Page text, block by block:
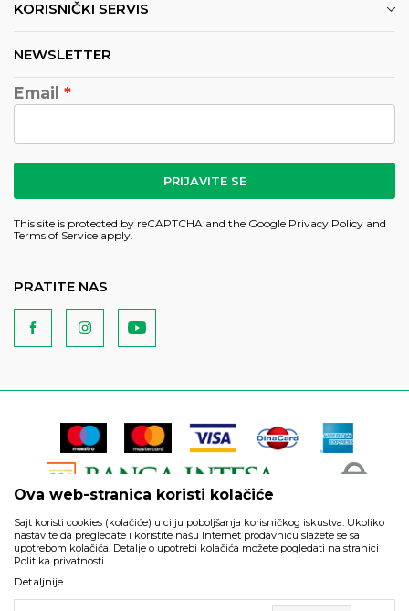
KORISNIČKI SERVIS
NEWSLETTER
Email
PRIJAVITE SE
This site is protected by reCAPTCHA and the Google Privacy Policy and
Terms of Service apply.
PRATITE NAS
artikli prikazani na sajtu su deo naše ponude i ne podrazumeva
da su dostupni u svakom trenutku.
Ova web-stranica koristi kolačiće
Sajt koristi cookies (kolačiće) u cilju poboljšanja korisničkog iskustva. Ukoliko
nastavite da pregledate i koristite našu Internet prodavnicu slažete se sa
upotrebom kolačića. Detalje o upotrebi kolačića možete pogledati na stranici
Politika privatnosti.
Detaljnije